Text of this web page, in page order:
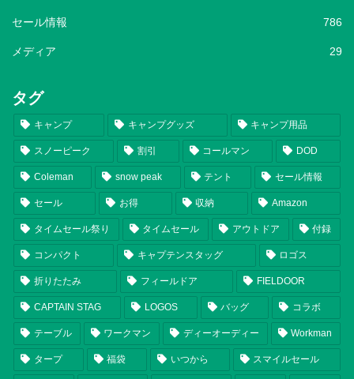
セール情報 786
メディア 29
タグ
キャンプ キャンプグッズ キャンプ用品
スノーピーク 割引 コールマン DOD
Coleman snow peak テント セール情報
セール お得 収納 Amazon
タイムセール祭り タイムセール アウトドア 付録
コンパクト キャプテンスタッグ ロゴス
折りたたみ フィールドア FIELDOOR
CAPTAIN STAG LOGOS バッグ コラボ
テーブル ワークマン ディーオーディー Workman
タープ 福袋 いつから スマイルセール